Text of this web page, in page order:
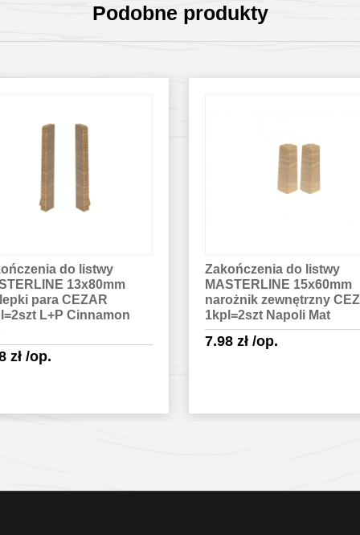
Podobne produkty
do listwy
15x60mm
zewnętrzny CEZAR
Napoli Mat
zł/op.
Zakończenia do listwy
MASTERLINE 13x80mm
narożnik zewnętrzny
1kpl=2szt Irlandia Mat
9.78zł /op.